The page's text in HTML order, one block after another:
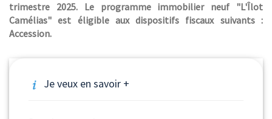
trimestre 2025. Le programme immobilier neuf "L'Îlot
Camélias" est éligible aux dispositifs fiscaux suivants :
Accession.
Je veux en savoir +